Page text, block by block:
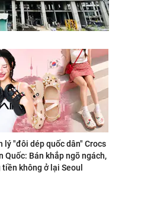
lý "đôi dép quốc dân" Crocs
Quốc: Bán khắp ngõ ngách,
không ở lại Seoul